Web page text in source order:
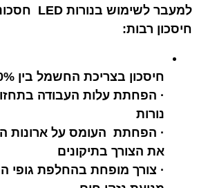
למעבר לשימוש בנורות
חיסכון רבות:
חיסכון בצריכת החשמל בין 60%-80%
· הפחתת עלות העבודה
נורות
· הפחתת העומס על ארונות
את הצורך בתיקונים
· צורך מופחת בהחלפת גופי